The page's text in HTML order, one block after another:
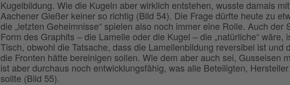
Kugelbildung. Wie die Kugeln aber wirklich entstehen, wusste damals
Aachener Gießer keiner so richtig (Bild 54). Die Frage dürfte heute zu
die „letzten Geheimnisse“ spielen also noch immer eine Rolle. Auch der
Form des Graphits – die Lamelle oder die Kugel – die „natürliche“ wäre,
Tisch, obwohl die Tatsache, dass die Lamellenbildung reversibel ist und
die Fronten hätte bereinigen sollen. Wie dem aber auch sei, Gusseisen
ist aber durchaus noch entwicklungsfähig, was alle Beteiligten,
sollte (Bild 55).